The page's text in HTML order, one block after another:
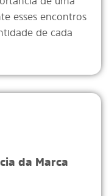
esses encontros
de cada
da Marca